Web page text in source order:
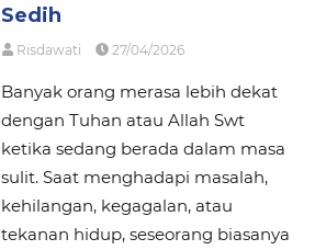
Sedih
Risdawati 27/04/2026
Banyak orang merasa lebih dekat
dengan Tuhan atau Allah Swt
ketika sedang berada dalam masa
sulit. Saat menghadapi masalah,
kehilangan, kegagalan, atau
tekanan hidup, seseorang biasanya